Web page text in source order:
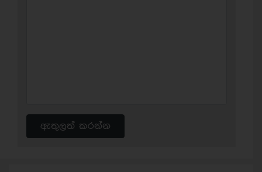
ඇතුලත් කරන්න